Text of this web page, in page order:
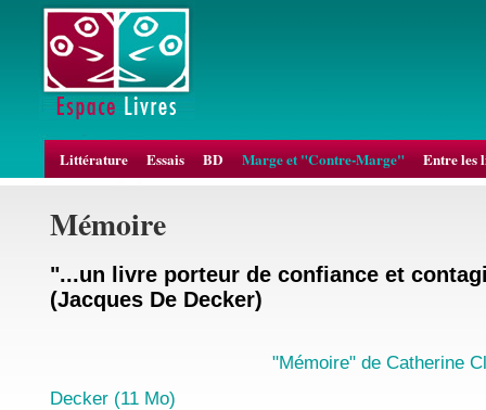
Littérature Essais BD Marge et "Contre-Marge" Entre les
Mémoire
"...un livre porteur de confiance et
(Jacques De Decker)
"Mémoire" de Catherine
Decker (11 Mo)